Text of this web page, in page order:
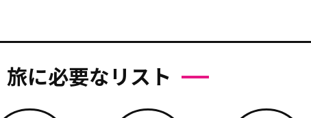
旅に必要なリスト